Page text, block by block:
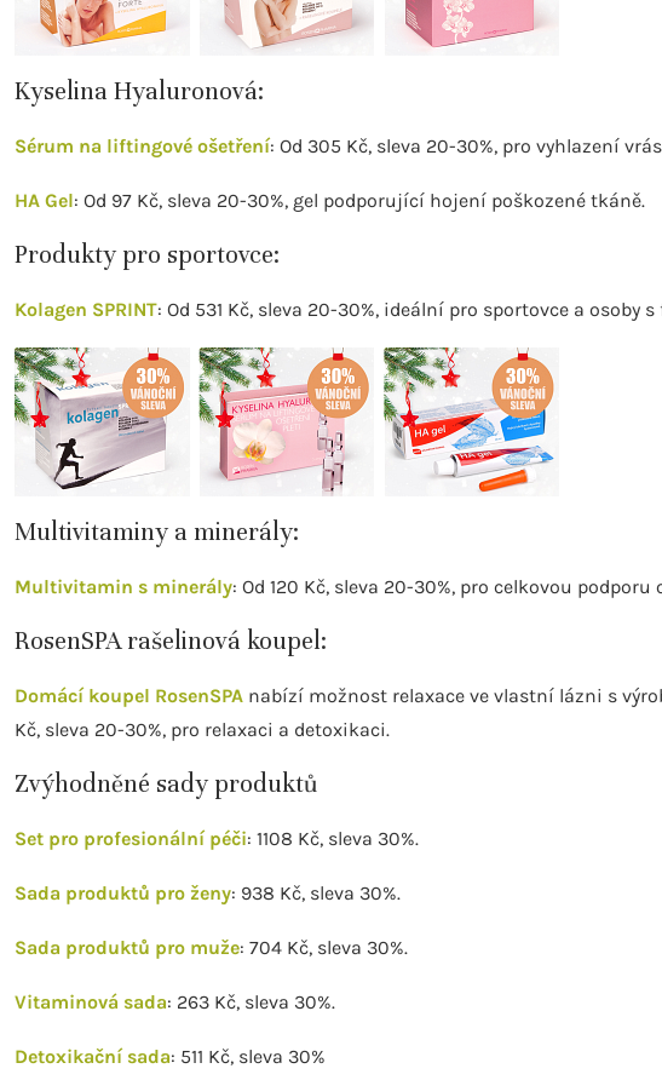
Kyselina Hyaluronová:
Sérum na liftingové ošetření: Od 305 Kč, sleva 20-30%, pro vyhlazení
HA Gel: Od 97 Kč, sleva 20-30%, gel podporující hojení poškozené tkáně.
Produkty pro sportovce:
Kolagen SPRINT: Od 531 Kč, sleva 20-30%, ideální pro sportovce a osoby
Multivitaminy a minerály:
Multivitamin s minerály: Od 120 Kč, sleva 20-30%, pro celkovou
RosenSPA rašelinová koupel:
Domácí koupel RosenSPA nabízí možnost relaxace ve vlastní lázni s
Kč, sleva 20-30%, pro relaxaci a detoxikaci.
Zvýhodněné sady produktů
Set pro profesionální péči: 1108 Kč, sleva 30%.
Sada produktů pro ženy: 938 Kč, sleva 30%.
Sada produktů pro muže: 704 Kč, sleva 30%.
Vitaminová sada: 263 Kč, sleva 30%.
Detoxikační sada: 511 Kč, sleva 30%